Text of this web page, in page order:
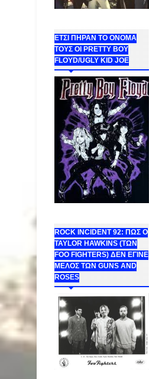
ΕΤΣΙ ΠΗΡΑΝ ΤΟ ΟΝΟΜΑ
ΤΟΥΣ ΟΙ PRETTY BOY
FLOYD/UGLY KID JOE
ROCK INCIDENT 92: ΠΩΣ Ο
TAYLOR HAWKINS (ΤΩΝ
FOO FIGHTERS) ΔΕΝ ΕΓΙΝΕ
ΜΕΛΟΣ ΤΩΝ GUNS AND
ROSES